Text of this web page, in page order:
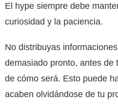
El hype siempre debe
curiosidad y la paciencia.
No distribuyas
demasiado pronto, antes de
de cómo será. Esto puede
acaben olvidándose de tu